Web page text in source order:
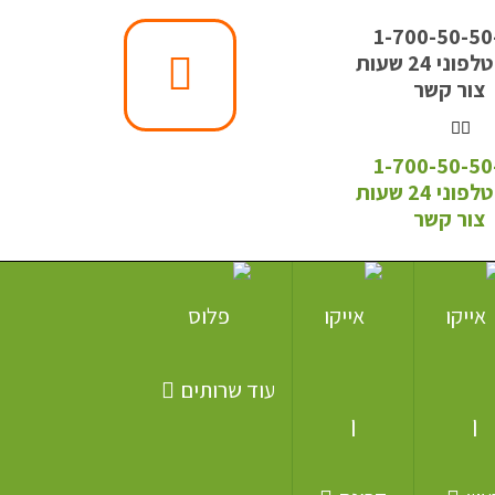
1-700-50-
24 שעות
צור קשר
1-700-50-
24 שעות
צור קשר
עוד שרותים